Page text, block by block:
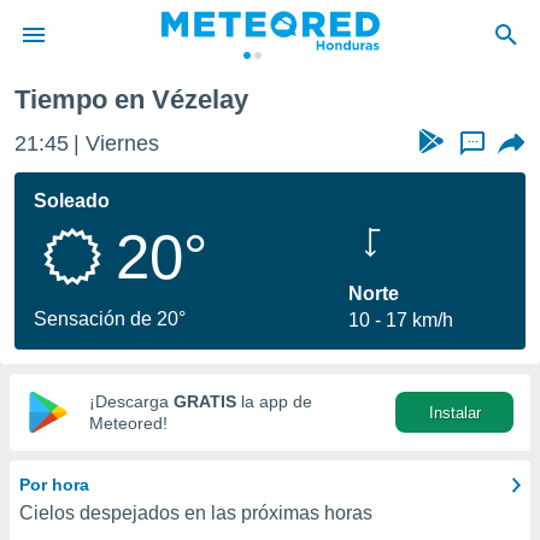
de
ha sido
calidad.
a este
las
y
digital
basada
Tiempo en Vézelay
21:45 Viernes ...
Soleado
20°
Sensación de 20°
Norte
10
17 km/h
¡Descarga GRATIS la app de
Meteored!
Instalar
Por hora
Cielos despejados en las próximas horas